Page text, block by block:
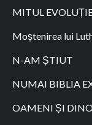
MITUL
Moștenirea lui
N-AM ȘTIUT
NUMAI BIBLIA
OAMENI ȘI